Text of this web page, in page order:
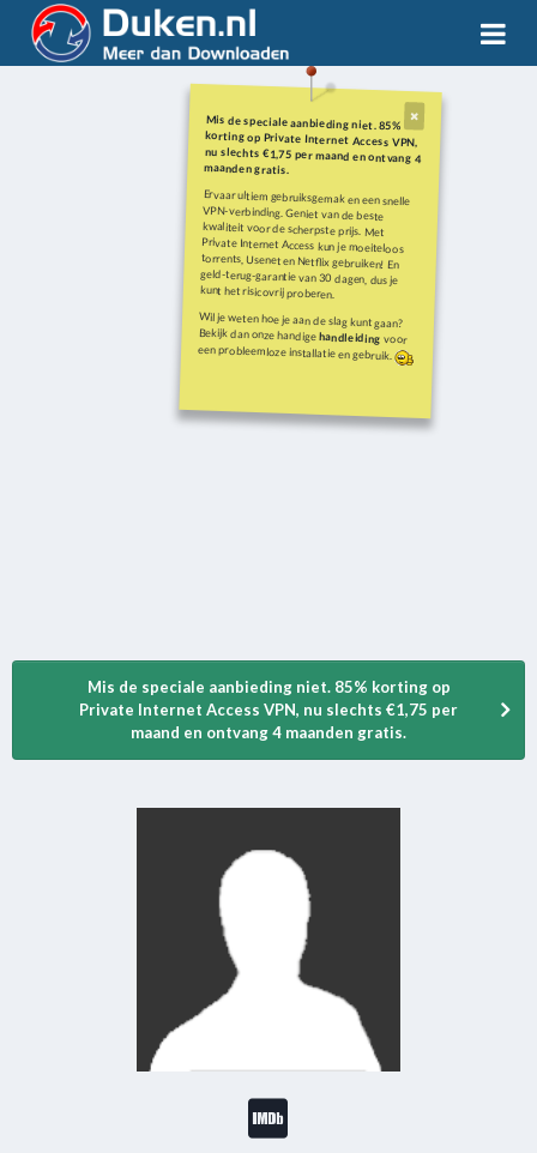
Mis de speciale aanbieding niet. 85%
korting op Private Internet Access VPN,
nu slechts €1,75 per maand en ontvang 4
maanden gratis.
Ervaar ultiem gebruiksgemak en een snelle
VPN-verbinding. Geniet van de beste
kwaliteit voor de scherpste prijs. Met
Private Internet Access kun je moeiteloos
torrents, Usenet en Netflix gebruiken! En
geld-terug-garantie van 30 dagen, dus je
kunt het risicovrij proberen.
Wil je weten hoe je aan de slag kunt gaan?
Bekijk dan onze handigehandleiding voor
een probleemloze installatie en gebruik.
Mis de speciale aanbieding niet. 85% korting op
Private Internet Access VPN, nu slechts €1,75 per
maand en ontvang 4 maanden gratis.